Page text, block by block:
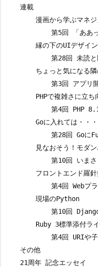
    連載
漫画から学ぶマネジ
第5回 「ああ
        縁の下のUIデザイン
第28回 未読と
ちょっと気になる隣
第3回 アプリ
PHPで複雑さに立ち
第4回 PHP 8.1
        Goに入れては・・・
第28回 Goに
見なおそう！モダ
第10回 いまさ
フロントエンド羅針
第4回 Webプラ
        現場のPython
第10回
Ruby 3標準添付ラ
第4回 URIや子
    その他
    21周年 記念エッセイ